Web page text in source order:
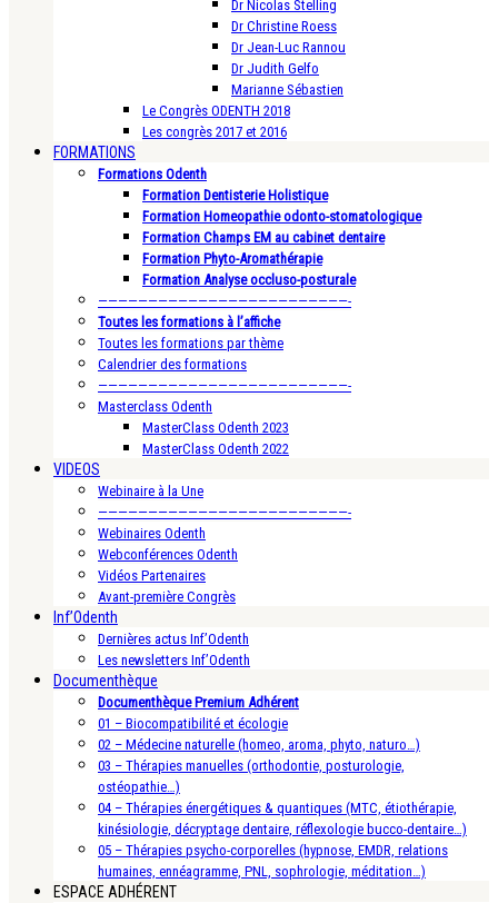
Dr Nicolas Stelling
Dr Christine Roess
Dr Jean-Luc Rannou
Dr Judith Gelfo
Marianne Sébastien
Le Congrès ODENTH 2018
Les congrès 2017 et 2016
FORMATIONS
Formations Odenth
Formation Dentisterie Holistique
Formation Homeopathie odonto-stomatologique
Formation Champs EM au cabinet dentaire
Formation Phyto-Aromathérapie
Formation Analyse occluso-posturale
—————————————————————————-
Toutes les formations à l’affiche
Toutes les formations par thème
Calendrier des formations
—————————————————————————-
Masterclass Odenth
MasterClass Odenth 2023
MasterClass Odenth 2022
VIDEOS
Webinaire à la Une
—————————————————————————-
Webinaires Odenth
Webconférences Odenth
Vidéos Partenaires
Avant-première Congrès
Inf’Odenth
Dernières actus Inf’Odenth
Les newsletters Inf’Odenth
Documenthèque
Documenthèque Premium Adhérent
01 – Biocompatibilité et écologie
02 – Médecine naturelle (homeo, aroma, phyto, naturo…)
03 – Thérapies manuelles (orthodontie, posturologie,
ostéopathie…)
04 – Thérapies énergétiques & quantiques (MTC, étiothérapie,
kinésiologie, décryptage dentaire, réflexologie bucco-dentaire…)
05 – Thérapies psycho-corporelles (hypnose, EMDR, relations
humaines, ennéagramme, PNL, sophrologie, méditation…)
ESPACE ADHÉRENT